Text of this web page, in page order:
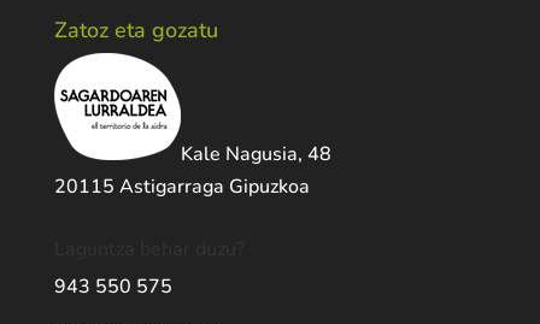
Zatoz eta gozatu
Kale Nagusia, 48
20115 Astigarraga Gipuzkoa
943 550 575